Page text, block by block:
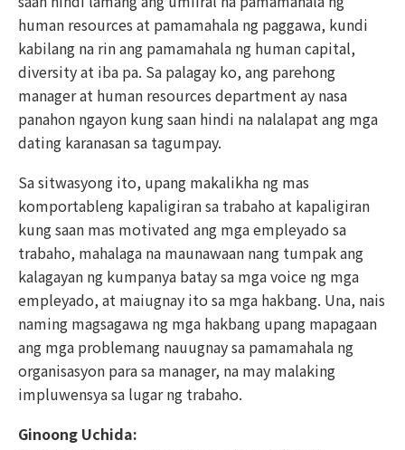
human resources at pamamahala ng paggawa, kundi
kabilang na rin ang pamamahala ng human capital,
diversity at iba pa. Sa palagay ko, ang parehong
manager at human resources department ay nasa
panahon ngayon kung saan hindi na nalalapat ang mga
dating karanasan sa tagumpay.
Sa sitwasyong ito, upang makalikha ng mas
komportableng kapaligiran sa trabaho at kapaligiran
kung saan mas motivated ang mga empleyado sa
trabaho, mahalaga na maunawaan nang tumpak ang
kalagayan ng kumpanya batay sa mga voice ng mga
empleyado, at maiugnay ito sa mga hakbang. Una, nais
naming magsagawa ng mga hakbang upang mapagaan
ang mga problemang nauugnay sa pamamahala ng
organisasyon para sa manager, na may malaking
impluwensya sa lugar ng trabaho.
Ginoong Uchida: